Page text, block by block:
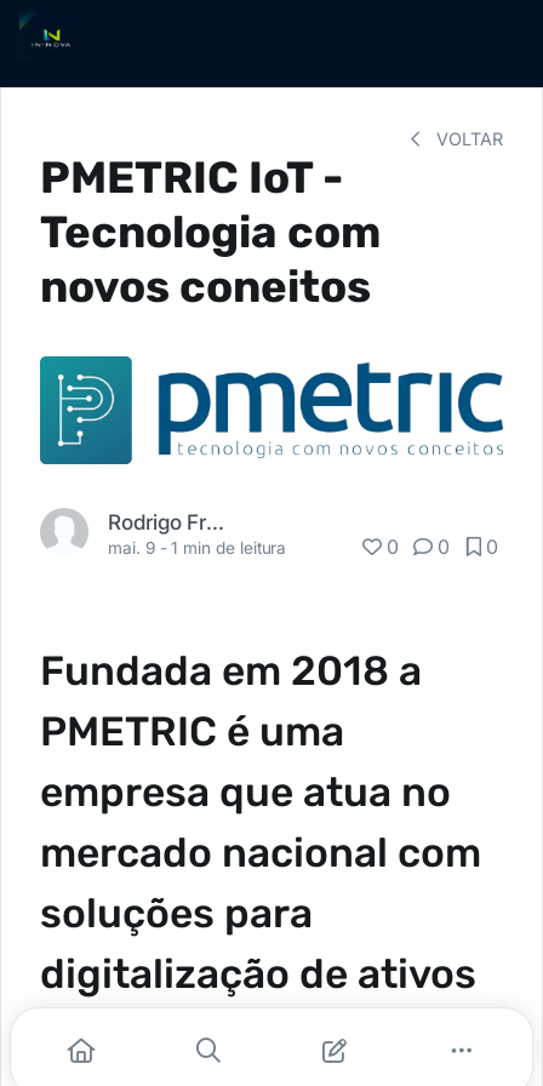
VOLTAR
PMETRIC IoT -
Tecnologia com
novos coneitos
Rodrigo Freitas
mai. 9 -1 min de leitura 0 0 0
Fundada em 2018 a
PMETRIC é uma
empresa que atua no
mercado nacional com
soluções para
digitalização de ativos
e pessoas com